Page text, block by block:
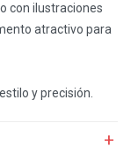
con ilustraciones
atractivo para
y precisión.